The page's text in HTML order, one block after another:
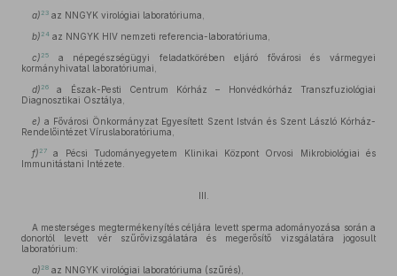
a) 23 az NNGYK virológiai laboratóriuma,
b) 24 az NNGYK HIV nemzeti referencia-laboratóriuma,
c) 25
a népegészségügyi feladatkörében eljáró fővárosi és vármegyei
kormányhivatal laboratóriumai,
d) 26
a Észak-Pesti Centrum Kórház – Honvédkórház Transzfuziológiai
Diagnosztikai Osztálya,
e) a Fővárosi Önkormányzat Egyesített Szent István és Szent László Kórház-
Rendelőintézet Víruslaboratóriuma,
f) 27
a Pécsi Tudományegyetem Klinikai Központ Orvosi Mikrobiológiai és
Immunitástani Intézete.
III.
A mesterséges megtermékenyítés céljára levett sperma adományozása során a
donortól levett vér szűrővizsgálatára és megerősítő vizsgálatára jogosult
laboratórium:
a) 28 az NNGYK virológiai laboratóriuma (szűrés),